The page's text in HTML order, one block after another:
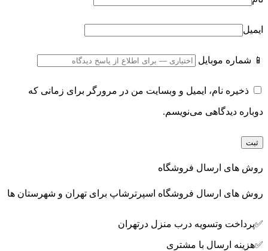
ایمیل
📱 شماره موبایل
ذخیره نام، ایمیل و وبسایت من در مرورگر برای زمانی که
دوباره دیدگاهی می‌نویسم.
روش های ارسال فروشگاه
روش های ارسال فروشگاه اسپرترشاپ برای تهران و شهرستان ها
✅پرداخت وتسویه درب منزل درتهران
✅هزینه ارسال با مشتری